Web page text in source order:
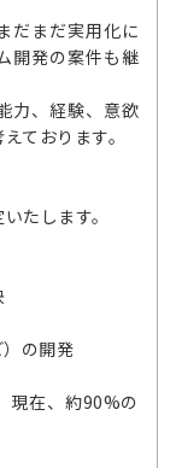
だまだ実用化に
開発の案件も継
力、経験、意欲
ております。
たします。
の開発
現在、約90%の